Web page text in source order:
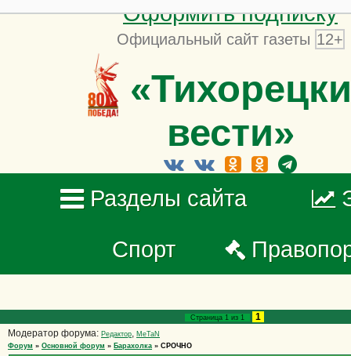
Оформить подписку
Официальный сайт газеты 12+
вести»
Разделы сайта
Спорт
Страница 1 из 1
1
Модератор форума: Редактор, MeTaN
Форум » Основной форум » Барахолка » СРОЧНО